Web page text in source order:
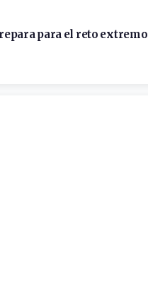
para el reto extremo